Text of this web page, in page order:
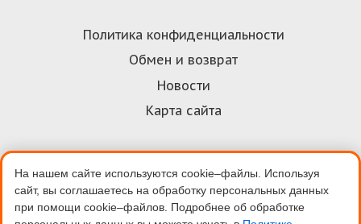
Политика конфиденциальности
Обмен и возврат
Новости
Карта сайта
Договор-оферта
Пользовательское соглашение
На нашем сайте используются cookie–файлы. Используя
сайт, вы соглашаетесь на обработку персональных данных
при помощи cookie–файлов. Подробнее об обработке